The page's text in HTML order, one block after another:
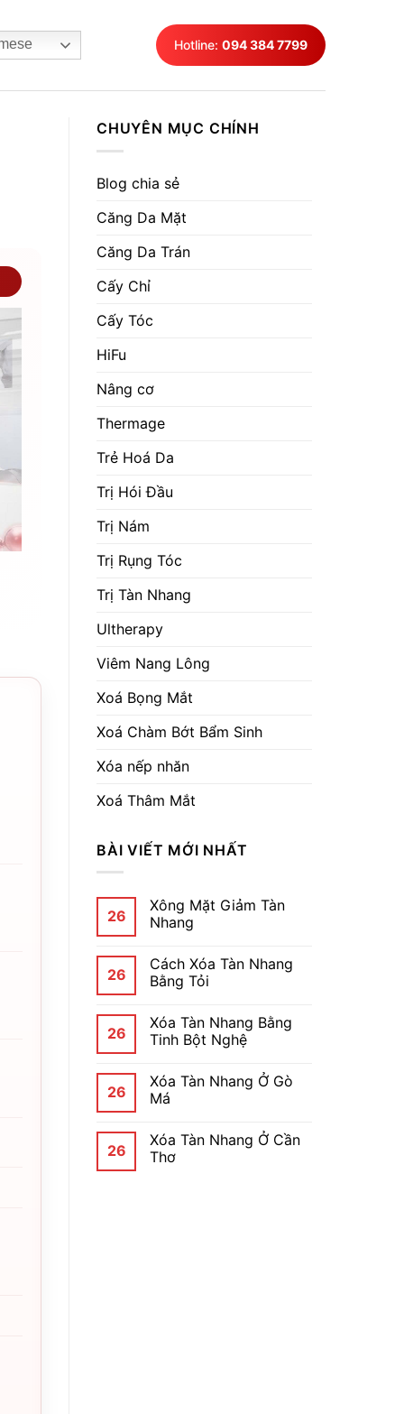
Hotline: 094 384 7799
CHUYÊN MỤC CHÍNH
Blog chia sẻ
Căng Da Mặt
Căng Da Trán
Cấy Chỉ
Cấy Tóc
HiFu
Nâng cơ
Thermage
Trẻ Hoá Da
Trị Hói Đầu
Trị Nám
Trị Rụng Tóc
Trị Tàn Nhang
Ultherapy
Viêm Nang Lông
Xoá Bọng Mắt
Xoá Chàm Bớt Bẩm Sinh
Xóa nếp nhăn
Xoá Thâm Mắt
BÀI VIẾT MỚI NHẤT
26
Xông Mặt Giảm Tàn
Nhang
26
Cách Xóa Tàn Nhang
Bằng Tỏi
26
Xóa Tàn Nhang Bằng
Tinh Bột Nghệ
26
Xóa Tàn Nhang Ở Gò
Má
26
Xóa Tàn Nhang Ở Cần
Thơ